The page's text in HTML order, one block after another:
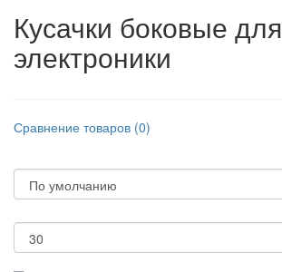
Кусачки боковые для
электроники
Сравнение товаров (0)